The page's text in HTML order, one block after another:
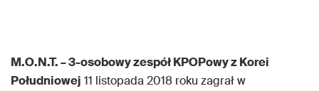
M.O.N.T. – 3-osobowy zespół KPOPowy z Korei
Południowej 11 listopada 2018 roku zagrał w